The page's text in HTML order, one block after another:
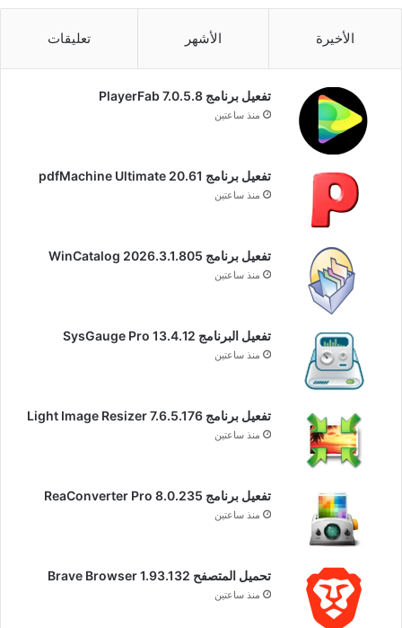
الأخيرة الأشهر تعليقات
تفعيل برنامج PlayerFab 7.0.5.8
منذ ساعتين
تفعيل برنامج pdfMachine Ultimate 20.61
منذ ساعتين
تفعيل برنامج WinCatalog 2026.3.1.805
منذ ساعتين
تفعيل البرنامج 13.4.12 SysGauge Pro
منذ ساعتين
تفعيل برنامج Light Image Resizer 7.6.5.176
منذ ساعتين
تفعيل برنامج ReaConverter Pro 8.0.235
منذ ساعتين
تحميل المتصفح Brave Browser 1.93.132
منذ ساعتين